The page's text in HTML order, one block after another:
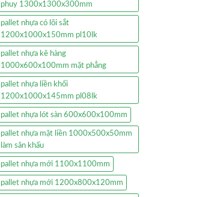
phuy 1300x1300x300mm
pallet nhựa có lõi sắt
1200x1000x150mm pl10lk
pallet nhựa kê hàng
1000x600x100mm mặt phẳng
pallet nhựa liền khối
1200x1000x145mm pl08lk
pallet nhựa lót sàn 600x600x100mm
pallet nhựa mặt liền 1000x500x50mm
làm sân khấu
pallet nhựa mới 1100x1100mm
pallet nhựa mới 1200x800x120mm